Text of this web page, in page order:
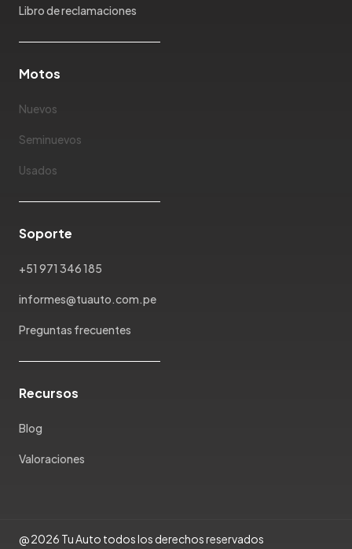
Libro de reclamaciones
Motos
Nuevos
Seminuevos
Usados
Soporte
+51 971 346 185
informes@tuauto.com.pe
Preguntas frecuentes
Recursos
Blog
Valoraciones
@ 2026 Tu Auto todos los derechos reservados